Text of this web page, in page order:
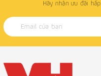
Hãy nhận ưu đãi